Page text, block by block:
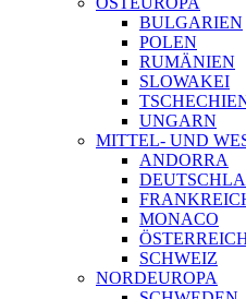
BULGARIEN
POLEN
RUMÄNIEN
SLOWAKEI
UNGARN
MITTEL- UND
ANDORRA
MONACO
SCHWEIZ
NORDEUROPA